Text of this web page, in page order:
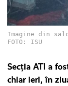
Imagine din
FOTO: ISU
Secția ATI a
chiar ieri, în